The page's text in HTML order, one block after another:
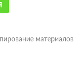
материалов